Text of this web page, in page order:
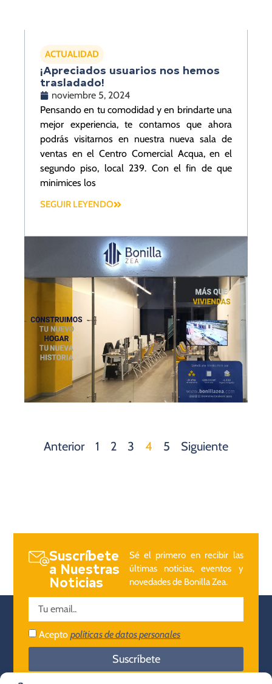
ACTUALIDAD
¡Apreciados usuarios nos hemos
trasladado!
noviembre 5, 2024
Pensando en tu comodidad y en brindarte una
mejor experiencia, te contamos que ahora
podrás visitarnos en nuestra nueva sala de
ventas en el Centro Comercial Acqua, en el
segundo piso, local 239. Con el fin de que
minimices los
SEGUIR LEYENDO
Anterior 1 2 3 4 5 Siguiente
Suscríbete
a Nuestras
Noticias
Sé el primero en recibir las
últimas noticias, eventos y
novedades de Bonilla Zea.
Aceptopolíticas de datos personales
Suscríbete